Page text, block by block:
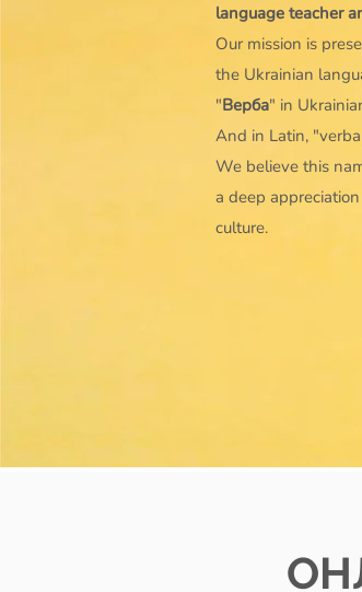
language teacher
Our mission is
the Ukrainian
"Верба" in
And in Latin,
We believe this
a deep
culture.